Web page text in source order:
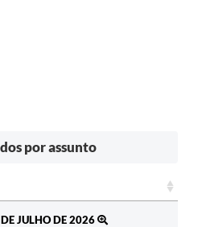
por assunto
JULHO DE 2026